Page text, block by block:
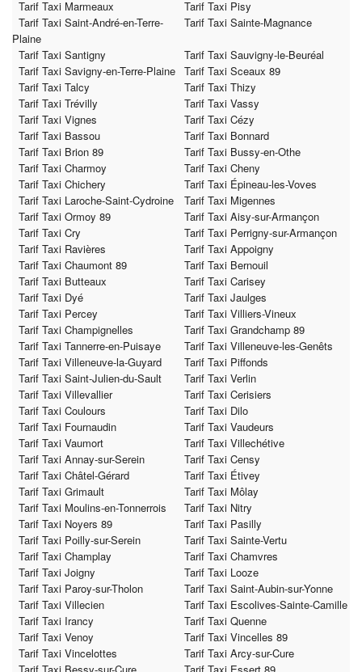
Tarif Taxi Marmeaux
Tarif Taxi Pisy
Tarif Taxi Saint-André-en-Terre-
Plaine
Tarif Taxi Sainte-Magnance
Tarif Taxi Santigny
Tarif Taxi Sauvigny-le-Beuréal
Tarif Taxi Savigny-en-Terre-Plaine Tarif Taxi Sceaux 89
Tarif Taxi Talcy
Tarif Taxi Thizy
Tarif Taxi Trévilly
Tarif Taxi Vassy
Tarif Taxi Vignes
Tarif Taxi Cézy
Tarif Taxi Bassou
Tarif Taxi Bonnard
Tarif Taxi Brion 89
Tarif Taxi Bussy-en-Othe
Tarif Taxi Charmoy
Tarif Taxi Cheny
Tarif Taxi Chichery
Tarif Taxi Épineau-les-Voves
Tarif Taxi Laroche-Saint-Cydroine
Tarif Taxi Migennes
Tarif Taxi Ormoy 89
Tarif Taxi Aisy-sur-Armançon
Tarif Taxi Cry
Tarif Taxi Perrigny-sur-Armançon
Tarif Taxi Ravières
Tarif Taxi Appoigny
Tarif Taxi Chaumont 89
Tarif Taxi Bernouil
Tarif Taxi Butteaux
Tarif Taxi Carisey
Tarif Taxi Dyé
Tarif Taxi Jaulges
Tarif Taxi Percey
Tarif Taxi Villiers-Vineux
Tarif Taxi Champignelles
Tarif Taxi Grandchamp 89
Tarif Taxi Tannerre-en-Puisaye
Tarif Taxi Villeneuve-les-Genêts
Tarif Taxi Villeneuve-la-Guyard
Tarif Taxi Piffonds
Tarif Taxi Saint-Julien-du-Sault
Tarif Taxi Verlin
Tarif Taxi Villevallier
Tarif Taxi Cerisiers
Tarif Taxi Coulours
Tarif Taxi Dilo
Tarif Taxi Fournaudin
Tarif Taxi Vaudeurs
Tarif Taxi Vaumort
Tarif Taxi Villechétive
Tarif Taxi Annay-sur-Serein
Tarif Taxi Censy
Tarif Taxi Châtel-Gérard
Tarif Taxi Étivey
Tarif Taxi Grimault
Tarif Taxi Môlay
Tarif Taxi Moulins-en-Tonnerrois
Tarif Taxi Nitry
Tarif Taxi Noyers 89
Tarif Taxi Pasilly
Tarif Taxi Poilly-sur-Serein
Tarif Taxi Sainte-Vertu
Tarif Taxi Champlay
Tarif Taxi Chamvres
Tarif Taxi Joigny
Tarif Taxi Looze
Tarif Taxi Paroy-sur-Tholon
Tarif Taxi Saint-Aubin-sur-Yonne
Tarif Taxi Villecien
Tarif Taxi Escolives-Sainte-Camille
Tarif Taxi Irancy
Tarif Taxi Quenne
Tarif Taxi Venoy
Tarif Taxi Vincelles 89
Tarif Taxi Vincelottes
Tarif Taxi Arcy-sur-Cure
Tarif Taxi Bessy-sur-Cure
Tarif Taxi Essert 89